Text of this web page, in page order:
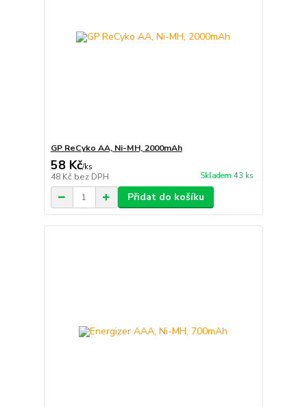
GP ReCyko AA, Ni-MH, 2000mAh
58 Kč/ks
48 Kč bez DPH Skladem 43 ks
Přidat do košíku